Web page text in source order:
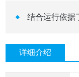
结合运行依据
详细介绍